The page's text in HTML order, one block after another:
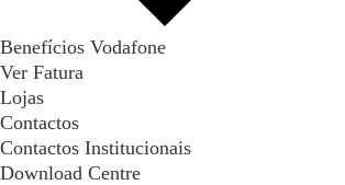
Benefícios Vodafone
Ver Fatura
Lojas
Contactos
Contactos Institucionais
Download Centre